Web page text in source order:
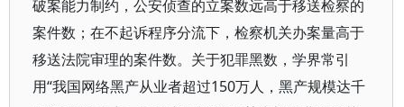
破案能力制约，公安侦查的立案数远高于移送检察的
案件数；在不起诉程序分流下，检察机关办案量高于
移送法院审理的案件数。关于犯罪黑数，学界常引
用“我国网络黑产从业者超过150万人，黑产规模达千